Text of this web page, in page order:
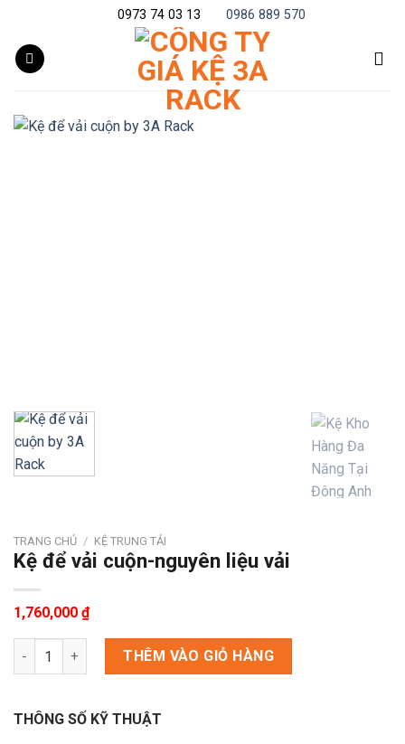
content
0973 74 03 13 0986 889 570
TRANG CHỦ / KỆ TRUNG TẢI
Kệ để vải cuộn-nguyên liệu vải
1,760,000 ₫
Kệ để vải cuộn-nguyên liệu vải số lượng
THÊM VÀO GIỎ HÀNG
THÔNG SỐ KỸ THUẬT